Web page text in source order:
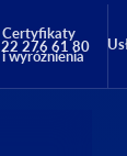
Certyfikaty
i wyróżnienia
22 276 61 80